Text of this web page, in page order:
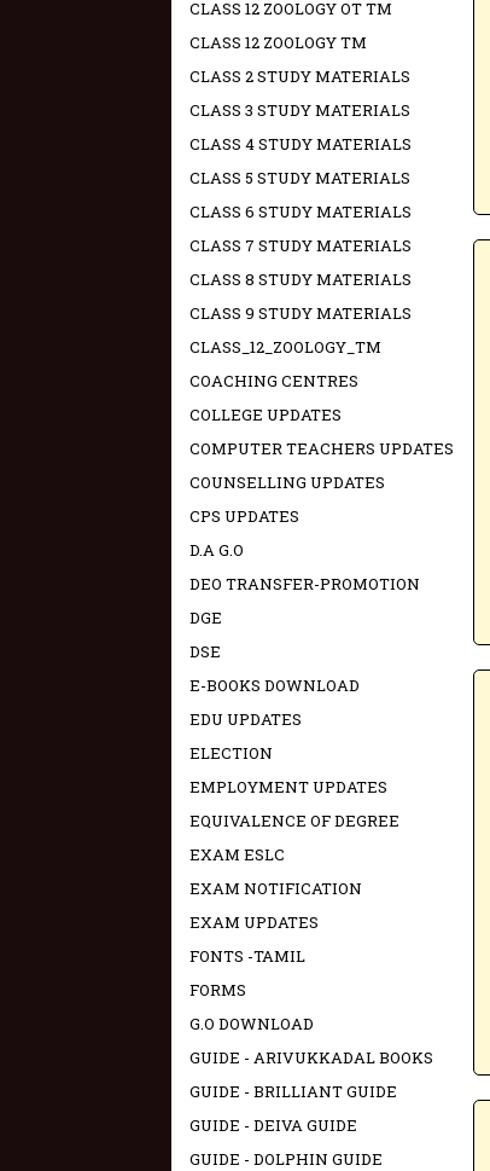
CLASS 12 ZOOLOGY OT TM
CLASS 12 ZOOLOGY TM
CLASS 2 STUDY MATERIALS
CLASS 3 STUDY MATERIALS
CLASS 4 STUDY MATERIALS
CLASS 5 STUDY MATERIALS
CLASS 6 STUDY MATERIALS
CLASS 7 STUDY MATERIALS
CLASS 8 STUDY MATERIALS
CLASS 9 STUDY MATERIALS
CLASS_12_ZOOLOGY_TM
COACHING CENTRES
COLLEGE UPDATES
COMPUTER TEACHERS UPDATES
COUNSELLING UPDATES
CPS UPDATES
D.A G.O
DEO TRANSFER-PROMOTION
DGE
DSE
E-BOOKS DOWNLOAD
EDU UPDATES
ELECTION
EMPLOYMENT UPDATES
EQUIVALENCE OF DEGREE
EXAM ESLC
EXAM NOTIFICATION
EXAM UPDATES
FONTS -TAMIL
FORMS
G.O DOWNLOAD
GUIDE - ARIVUKKADAL BOOKS
GUIDE - BRILLIANT GUIDE
GUIDE - DEIVA GUIDE
GUIDE - DOLPHIN GUIDE